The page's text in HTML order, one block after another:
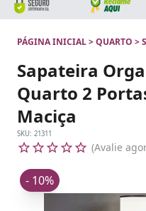
PÁGINA INICIAL>QUARTO >
Sapateira
Quarto 2
Maciça
SKU: 21311
Avalie
- 10%